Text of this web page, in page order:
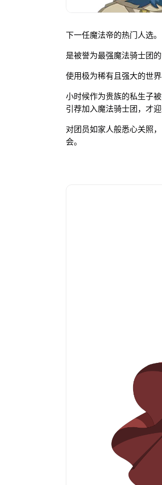
下一任魔法帝的热门人选。
是被誉为最强魔法骑士团
使用极为稀有且强大的世
小时候作为贵族的私生子
引荐加入魔法骑士团，才迎
对团员如家人般悉心关照
会。